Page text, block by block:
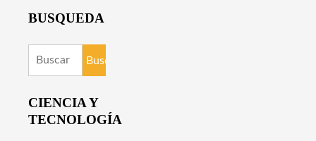
BUSQUEDA
Buscar:
CIENCIA Y
TECNOLOGÍA